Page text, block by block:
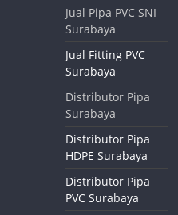
Jual Pipa PVC SNI
Surabaya
Jual Fitting PVC
Surabaya
Distributor Pipa
Surabaya
Distributor Pipa
HDPE Surabaya
Distributor Pipa
PVC Surabaya